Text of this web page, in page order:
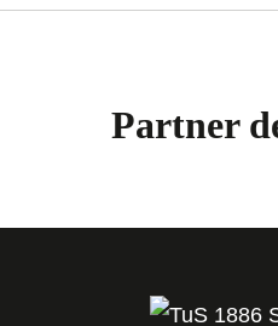
Partner